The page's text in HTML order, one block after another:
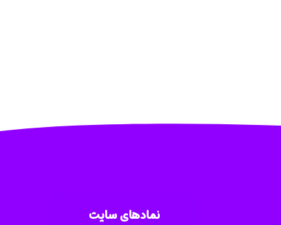
نمادهای سایت